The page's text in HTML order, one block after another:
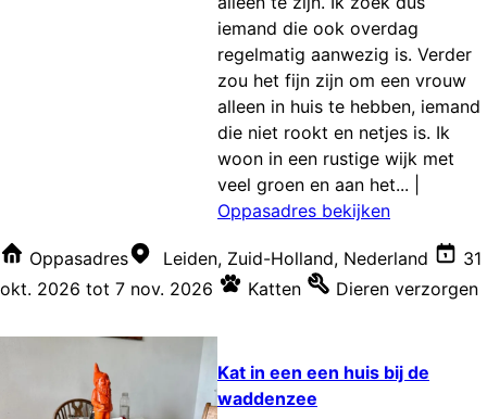
iemand die ook overdag
regelmatig aanwezig is. Verder
zou het fijn zijn om een vrouw
alleen in huis te hebben, iemand
die niet rookt en netjes is. Ik
woon in een rustige wijk met
veel groen en aan het...
Oppasadres bekijken
Oppasadres Leiden, Zuid-Holland, Nederland
31
okt. 2026 tot 7 nov. 2026 Katten Dieren verzorgen
Kat in een een huis bij de
waddenzee